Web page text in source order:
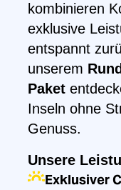
kombinieren
exklusive
entspannt
unserem
Paket
Inseln ohne
Genuss.
Unsere
Exklusiver